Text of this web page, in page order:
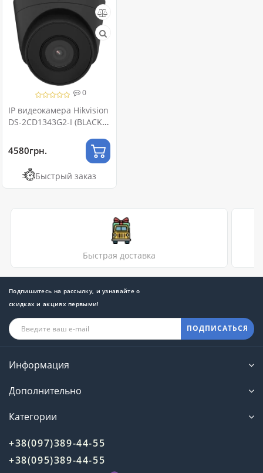
0
IP видеокамера Hikvision
DS-2CD1343G2-I (BLACK)
4580грн.
Быстрый заказ
Быстрая доставка
Подпишитесь на рассылку, и узнавайте о
скидках и акциях первыми!
ПОДПИСАТЬСЯ
Информация
Дополнительно
Категории
+38(097)389-44-55
+38(095)389-44-55